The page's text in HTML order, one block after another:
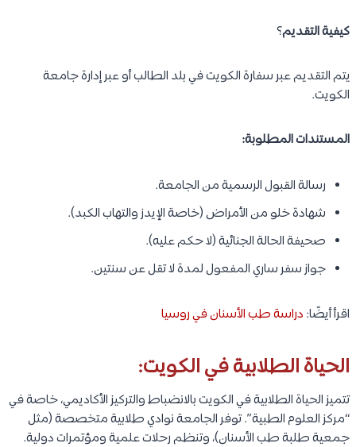
كيفية التقديم؟
يتم التقديم عبر سفارة الكويت في بلد الطالب أو عبر إدارة جامعة
الكويت.
المستندات المطلوبة:
رسالة القبول الرسمية من الجامعة.
شهادة خلو من الأمراض (خاصة الإيدز والتهاب الكبد).
صحيفة الحالة الجنائية (لا حكم عليه).
جواز سفر ساري المفعول لمدة لا تقل عن سنتين.
اقرأ أيضًا: دراسة طب الأسنان في روسيا
الحياة الطلابية في الكويت:
تتميز الحياة الطلابية في الكويت بالانضباط والتركيز الأكاديمي، خاصة في
“مركز العلوم الطبية”. توفر الجامعة نوادي طلابية متخصصة (مثل
جمعية طلبة طب الأسنان)، وتنظم رحلات علمية ومؤتمرات دولية.